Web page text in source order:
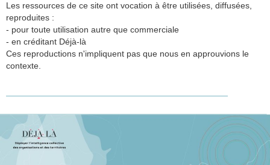
Les ressources de ce site ont vocation à être utilisées, diffusées,
reproduites :
- pour toute utilisation autre que commerciale
- en créditant Déjà-là
Ces reproductions n'impliquent pas que nous en approuvions le
contexte.